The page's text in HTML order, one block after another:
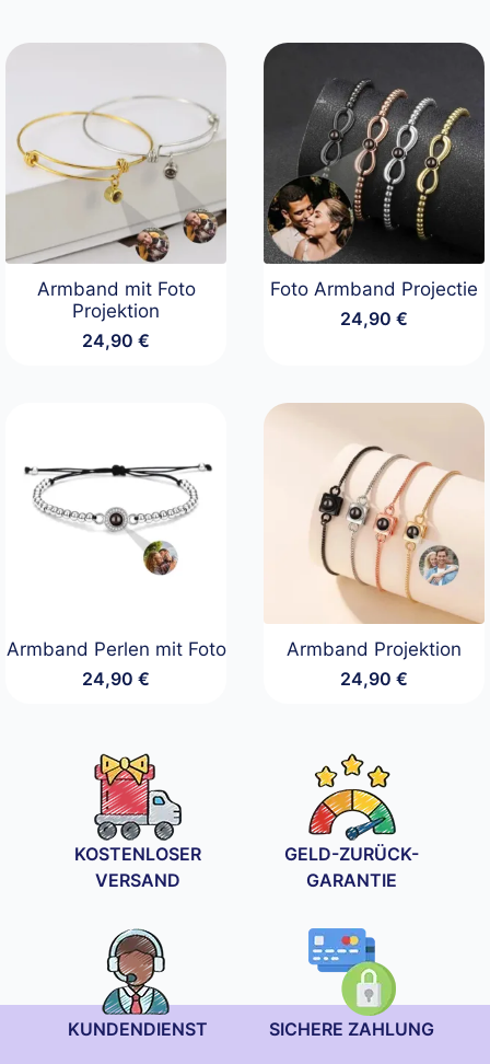
Armband mit Foto
Projektion
24,90€
Foto Armband Projectie
24,90 €
Armband Perlen mit Foto
24,90€
Armband Projektion
24,90 €
KOSTENLOSER
VERSAND
GELD-ZURÜCK-
GARANTIE
KUNDENDIENST SICHERE ZAHLUNG